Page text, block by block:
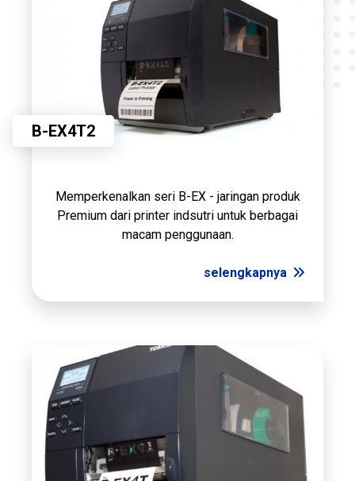
B-EX4T2
Memperkenalkan seri B-EX - jaringan produk
Premium dari printer indsutri untuk berbagai
macam penggunaan.
selengkapnya